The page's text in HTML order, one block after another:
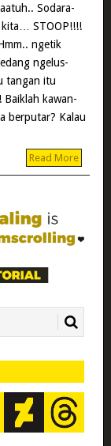
Sodara-
STOOP!!!!
ngetik
ngelus-
tangan itu
kawan-
berputar? Kalau
Read More